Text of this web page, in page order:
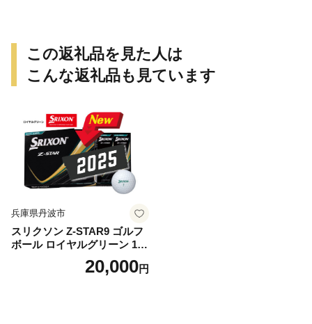
この返礼品を見た人は
こんな返礼品も見ています
兵庫県丹波市
スリクソン Z-STAR9 ゴルフ
ボール ロイヤルグリーン 1ダ
ース 12球 兵庫県丹波市 ふる
20,000円